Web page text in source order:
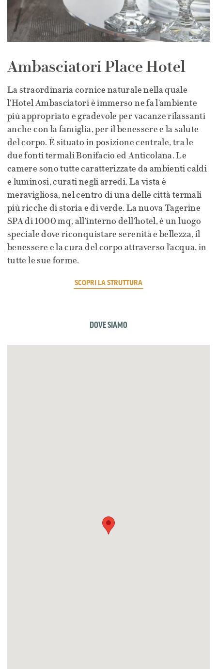
Ambasciatori Place Hotel
La straordinaria cornice naturale nella quale
l'Hotel Ambasciatori è immerso ne fa l'ambiente
più appropriato e gradevole per vacanze rilassanti
anche con la famiglia, per il benessere e la salute
del corpo. È situato in posizione centrale, tra le
due fonti termali Bonifacio ed Anticolana. Le
camere sono tutte caratterizzate da ambienti caldi
e luminosi, curati negli arredi. La vista è
meravigliosa, nel centro di una delle città termali
più ricche di storia e di verde. La nuova Tagerine
SPA di 1000 mq, all'interno dell'hotel, è un luogo
speciale dove riconquistare serenità e bellezza, il
benessere e la cura del corpo attraverso l'acqua, in
tutte le sue forme.
SCOPRI LA STRUTTURA
DOVE SIAMO